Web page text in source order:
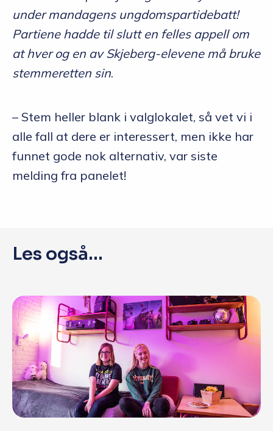
under mandagens ungdomspartidebatt!
Partiene hadde til slutt en felles appell om
at hver og en av Skjeberg-elevene må bruke
stemmeretten sin.
– Stem heller blank i valglokalet, så vet vi i
alle fall at dere er interessert, men ikke har
funnet gode nok alternativ, var siste
melding fra panelet!
Les også...